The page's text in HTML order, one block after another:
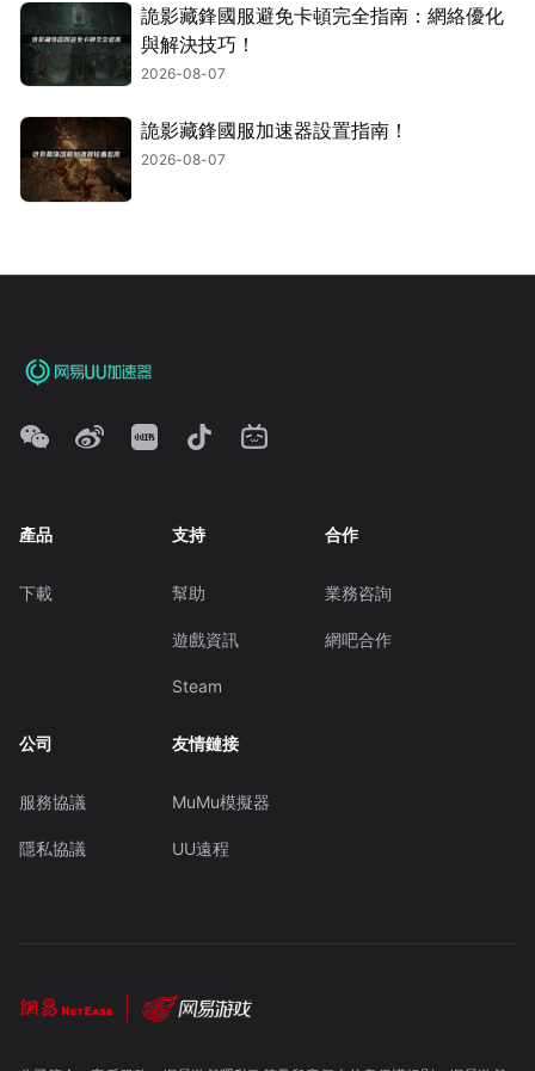
詭影藏鋒國服避免卡頓完全指南：網絡優化
與解決技巧！
2026-08-07
詭影藏鋒國服加速器設置指南！
2026-08-07
產品
下載
支持
幫助
遊戲資訊
Steam
合作
業務咨詢
網吧合作
公司
服務協議
隱私協議
友情鏈接
MuMu模擬器
UU遠程